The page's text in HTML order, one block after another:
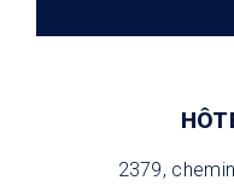
2379,